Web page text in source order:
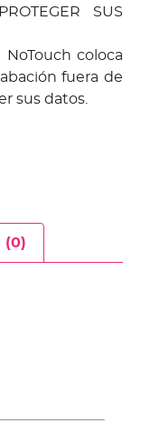
SUS
coloca
fuera de
sus datos.
(0)